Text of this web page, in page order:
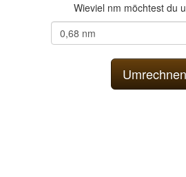
Wieviel nm möchtest du